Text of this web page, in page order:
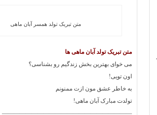
متن تبریک تولد همسر آبان ماهی
متن تبریک تولد آبان ماهی ها
می خوای بهترین بخش زندگیم رو بشناسی؟
اون تویی!
به خاطر عشق مون ازت ممنونم
تولدت مبارک آبان ماهی!
——————————————————————